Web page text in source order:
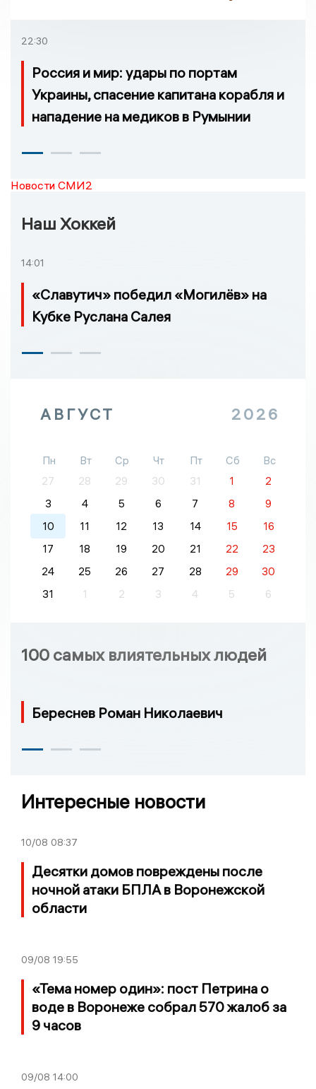
22:30
Россия и мир: удары по портам
Украины, спасение капитана корабля и
нападение на медиков в Румынии
Новости СМИ2
Наш Хоккей
14:01
«Славутич» победил «Могилёв» на
Кубке Руслана Салея
АВГУСТ 2026
Пн Вт Ср Чт Пт Сб
Вс
27
28 29 30 31 1
2
3
4 5 6 7 8
9
10
11 12 13 14 15
16
17
18 19 20 21 22
23
24
25 26 27 28 29
30
31
1 2 3 4 5 6
100 самых влиятельных людей
Береснев Роман Николаевич
Интересные новости
10/08 08:37
Десятки домов повреждены после
ночной атаки БПЛА в Воронежской
области
09/08 19:55
«Тема номер один»: пост Петрина о
воде в Воронеже собрал 570 жалоб за
9 часов
09/08 14:00